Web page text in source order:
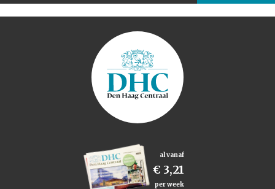
al vanaf
€ 3,21
per week